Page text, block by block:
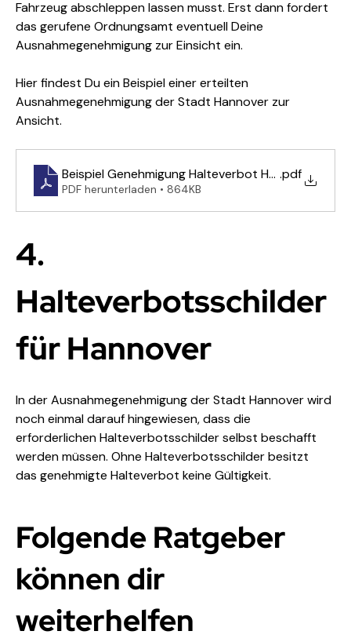
Fahrzeug abschleppen lassen musst. Erst dann fordert
das gerufene Ordnungsamt eventuell Deine
Ausnahmegenehmigung zur Einsicht ein.
Hier findest Du ein Beispiel einer erteilten
Ausnahmegenehmigung der Stadt Hannover zur
Ansicht.
Beispiel Genehmigung Halteverbot Hannover
.pdf
PDF herunterladen • 864KB
4.
Halteverbotsschilder
für Hannover
In der Ausnahmegenehmigung der Stadt Hannover wird
noch einmal darauf hingewiesen, dass die
erforderlichen Halteverbotsschilder selbst beschafft
werden müssen. Ohne Halteverbotsschilder besitzt
das genehmigte Halteverbot keine Gültigkeit.
Folgende Ratgeber
können dir
weiterhelfen